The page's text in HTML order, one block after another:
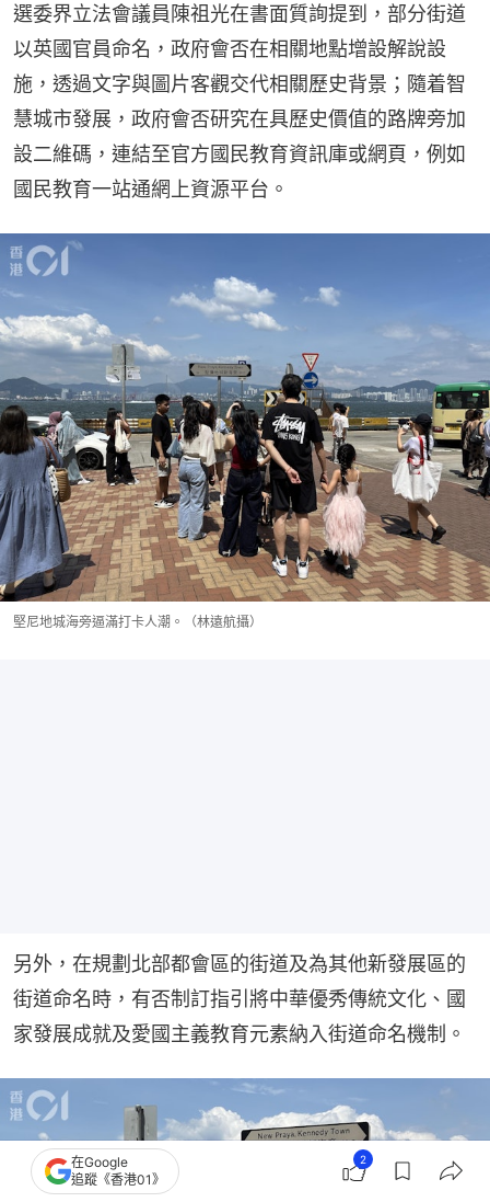
選委界立法會議員陳祖光在書面質詢提到，部分街道
以英國官員命名，政府會否在相關地點增設解說設
施，透過文字與圖片客觀交代相關歷史背景；隨着智
慧城市發展，政府會否研究在具歷史價值的路牌旁加
設二維碼，連結至官方國民教育資訊庫或網頁，例如
國民教育一站通網上資源平台。
堅尼地城海旁逼滿打卡人潮。（林遠航攝）
另外，在規劃北部都會區的街道及為其他新發展區的
街道命名時，有否制訂指引將中華優秀傳統文化、國
家發展成就及愛國主義教育元素納入街道命名機制。
在Google
追蹤《香港01》
2